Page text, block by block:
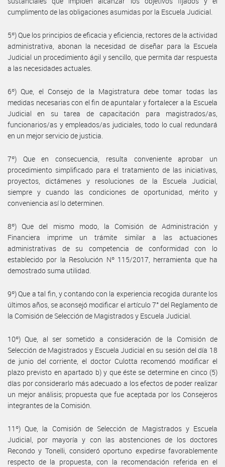
cumplimento de las obligaciones asumidas por la Escuela Judicial.
5º) Que los principios de eficacia y eficiencia, rectores de la actividad
administrativa, abonan la necesidad de diseñar para la Escuela
Judicial un procedimiento ágil y sencillo, que permita dar respuesta
a las necesidades actuales.
6º) Que, el Consejo de la Magistratura debe tomar todas las
medidas necesarias con el fin de apuntalar y fortalecer a la Escuela
Judicial en su tarea de capacitación para magistrados/as,
funcionarios/as y empleados/as judiciales, todo lo cual redundará
en un mejor servicio de justicia.
7º) Que en consecuencia, resulta conveniente aprobar un
procedimiento simplificado para el tratamiento de las iniciativas,
proyectos, dictámenes y resoluciones de la Escuela Judicial,
siempre y cuando las condiciones de oportunidad, mérito y
conveniencia así lo determinen.
8º) Que del mismo modo, la Comisión de Administración y
Financiera imprime un trámite similar a las actuaciones
administrativas de su competencia de conformidad con lo
establecido por la Resolución Nº 115/2017, herramienta que ha
demostrado suma utilidad.
9º) Que a tal fin, y contando con la experiencia recogida durante los
últimos años, se aconsejó modificar el artículo 7° del Reglamento de
la Comisión de Selección de Magistrados y Escuela Judicial.
10º) Que, al ser sometido a consideración de la Comisión de
Selección de Magistrados y Escuela Judicial en su sesión del día 18
de junio del corriente, el doctor Culotta recomendó modificar el
plazo previsto en apartado b) y que éste se determine en cinco (5)
días por considerarlo más adecuado a los efectos de poder realizar
un mejor análisis; propuesta que fue aceptada por los Consejeros
integrantes de la Comisión.
11º) Que, la Comisión de Selección de Magistrados y Escuela
Judicial, por mayoría y con las abstenciones de los doctores
Recondo y Tonelli, consideró oportuno expedirse favorablemente
respecto de la propuesta, con la recomendación referida en el